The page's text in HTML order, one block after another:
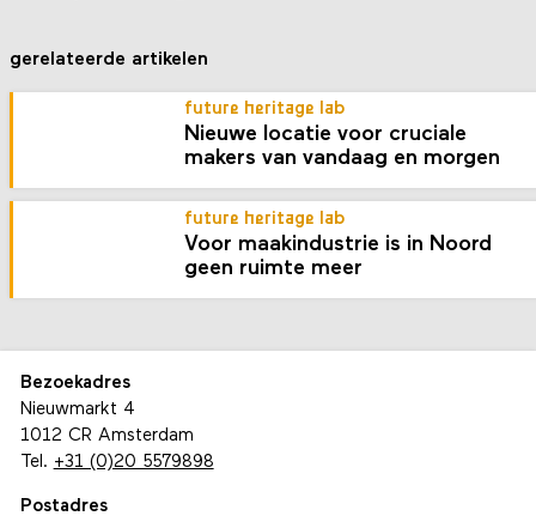
gerelateerde artikelen
future heritage lab
Nieuwe locatie voor cruciale
makers van vandaag en morgen
future heritage lab
Voor maakindustrie is in Noord
geen ruimte meer
Bezoekadres
Nieuwmarkt 4
1012 CR Amsterdam
Tel. +31 (0)20 5579898
Postadres